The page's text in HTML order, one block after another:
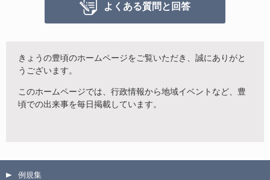
よくある質問と回答
きょうの豊頃のホームページをご覧いただき、誠にありがと
うございます。
このホームページでは、行政情報から地域イベントなど、豊
頃での出来事を毎日掲載しています。
例規集